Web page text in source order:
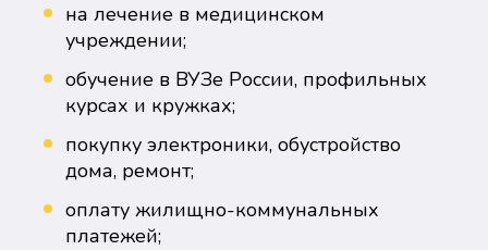
на лечение в медицинском
учреждении;
обучение в ВУЗе России, профильных
курсах и кружках;
покупку электроники, обустройство
дома, ремонт;
оплату жилищно-коммунальных
платежей;